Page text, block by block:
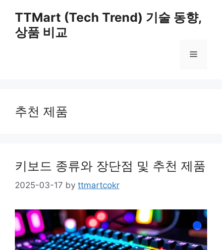
content
TTMart (Tech Trend) 기술 동향,
상품 비교
Menu
추천 제품
키보드 종류와 장단점 및 추천 제품
2025-03-17 by ttmartcokr